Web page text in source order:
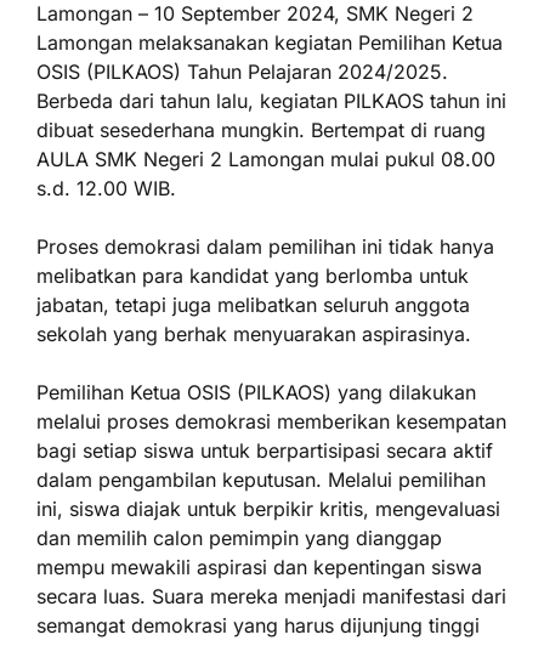
Lamongan – 10 September 2024, SMK Negeri 2
Lamongan melaksanakan kegiatan Pemilihan Ketua
OSIS (PILKAOS) Tahun Pelajaran 2024/2025.
Berbeda dari tahun lalu, kegiatan PILKAOS tahun ini
dibuat sesederhana mungkin. Bertempat di ruang
AULA SMK Negeri 2 Lamongan mulai pukul 08.00
s.d. 12.00 WIB.
Proses demokrasi dalam pemilihan ini tidak hanya
melibatkan para kandidat yang berlomba untuk
jabatan, tetapi juga melibatkan seluruh anggota
sekolah yang berhak menyuarakan aspirasinya.
Pemilihan Ketua OSIS (PILKAOS) yang dilakukan
melalui proses demokrasi memberikan kesempatan
bagi setiap siswa untuk berpartisipasi secara aktif
dalam pengambilan keputusan. Melalui pemilihan
ini, siswa diajak untuk berpikir kritis, mengevaluasi
dan memilih calon pemimpin yang dianggap
mempu mewakili aspirasi dan kepentingan siswa
secara luas. Suara mereka menjadi manifestasi dari
semangat demokrasi yang harus dijunjung tinggi